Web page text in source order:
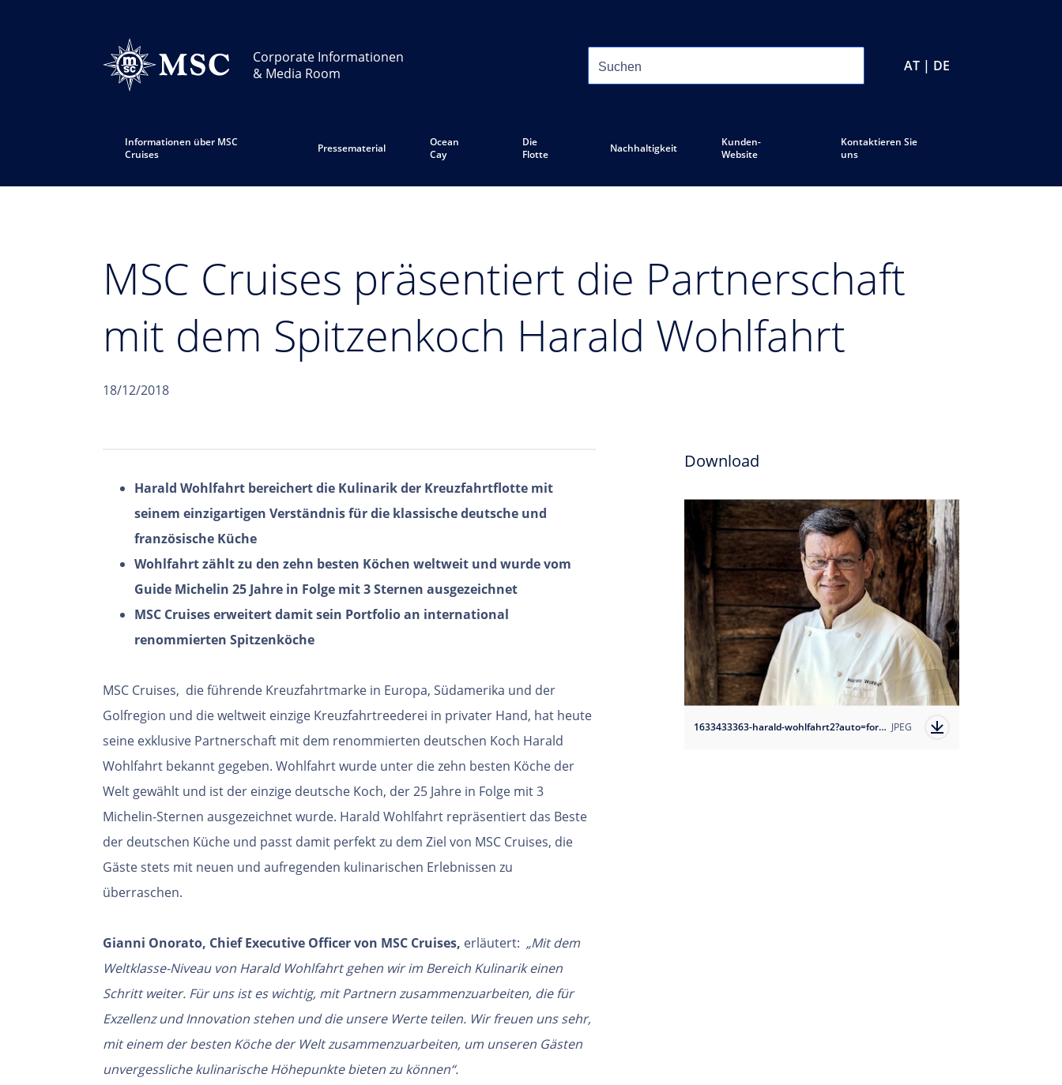
Corporate Informationen
& Media Room
AT | DE
Informationen über MSC
Cruises
Pressematerial
Ocean
Cay
Die
Flotte
Nachhaltigkeit
Kunden-
Website
Kontaktieren Sie
uns
MSC Cruises präsentiert die Partnerschaft
mit dem Spitzenkoch Harald Wohlfahrt
18/12/2018
Harald Wohlfahrt bereichert die Kulinarik der Kreuzfahrtflotte mit
seinem einzigartigen Verständnis für die klassische deutsche und
französische Küche
Wohlfahrt zählt zu den zehn besten Köchen weltweit und wurde vom
Guide Michelin 25 Jahre in Folge mit 3 Sternen ausgezeichnet
MSC Cruises erweitert damit sein Portfolio an international
renommierten Spitzenköche
MSC Cruises, die führende Kreuzfahrtmarke in Europa, Südamerika und der
Golfregion und dieweltweit einzige Kreuzfahrtreederei in privater Hand, hat heute
seine exklusive Partnerschaft mit dem renommierten deutschen Koch Harald
Wohlfahrt bekannt gegeben. Wohlfahrt wurde unter die zehn besten Köche der
Welt gewählt und ist der einzige deutsche Koch, der 25 Jahre in Folge mit 3
Michelin-Sternen ausgezeichnet wurde. Harald Wohlfahrt repräsentiert das Beste
der deutschen Küche und passt damit perfekt zu dem Ziel von MSC Cruises, die
Gäste stets mit neuen und aufregenden kulinarischen Erlebnissen zu
überraschen.
Gianni Onorato, Chief Executive Officer von MSC Cruises, erläutert: „Mit dem
Weltklasse-Niveau von Harald Wohlfahrt gehen wir im Bereich Kulinarikeinen
Schritt weiter. Für uns ist es wichtig, mit Partnern zusammenzuarbeiten, die für
Exzellenz und Innovation stehen und die unsere Werte teilen. Wir freuen uns sehr,
mit einem der besten Köche der Welt zusammenzuarbeiten, um unseren Gästen
unvergessliche kulinarische Höhepunkte bieten zu können“.
Download
1633433363-harald-wohlfahrt2?auto=format JPEG